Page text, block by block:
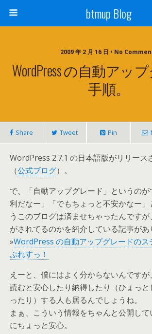
btmup Blog
2009 年 2 月 16 日 • No
WordPress の自動アッ
手順。
Share Tweet Pin
WordPress 2.7.1 の日本語版がリリース
（公式ブログ）。
で、「自動アップグレード」というの
利だなー」「でもちょっと不安かなー」
うこのブログは済ませちゃったんです
がされてるのかを紹介している記事があ
»WordPress の自動アップグレードのス
ぷれすっ！
えーと、僕にはよく分からないんです
読むと安心したり納得したり（ひょっ
ったり）する人も居るんでしょうね。
まぁ、こういう情報をちゃんと公開して
にちょっと安心。